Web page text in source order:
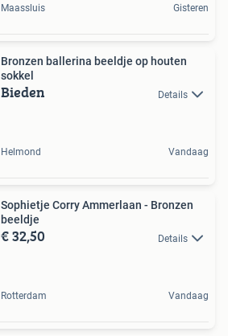
Maassluis Gisteren
Bronzen ballerina beeldje op houten
sokkel
Bieden Details
Helmond Vandaag
Sophietje Corry Ammerlaan - Bronzen
beeldje
€ 32,50 Details
Rotterdam Vandaag